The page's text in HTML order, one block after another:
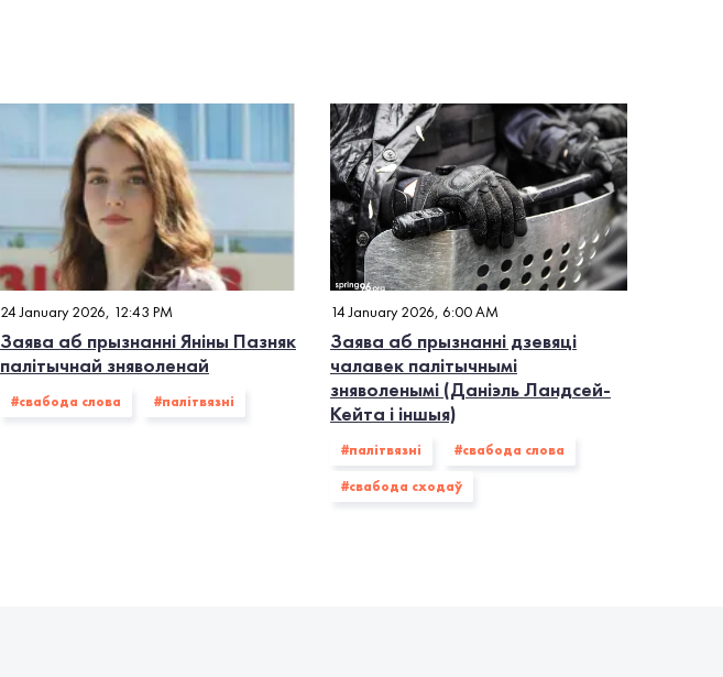
24 January 2026, 12:43 PM
Заява аб прызнанні Яніны Пазняк
палітычнай зняволенай
#свабода слова #палiтвязнi
14 January 2026, 6:00 AM
Заява аб прызнанні дзевяці
чалавек палітычнымі
зняволенымі (Даніэль Ландсей-
Кейта і іншыя)
#палiтвязнi #свабода слова
#свабода сходаў